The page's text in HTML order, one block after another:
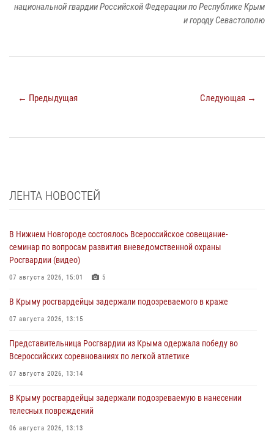
национальной гвардии Российской Федерации по Республике Крым
и городу Севастополю
← Предыдущая Следующая →
ЛЕНТА НОВОСТЕЙ
В Нижнем Новгороде состоялось Всероссийское совещание-
семинар по вопросам развития вневедомственной охраны
Росгвардии (видео)
07 августа 2026, 15:01 5
В Крыму росгвардейцы задержали подозреваемого в краже
07 августа 2026, 13:15
Представительница Росгвардии из Крыма одержала победу во
Всероссийских соревнованиях по легкой атлетике
07 августа 2026, 13:14
В Крыму росгвардейцы задержали подозреваемую в нанесении
телесных повреждений
06 августа 2026, 13:13